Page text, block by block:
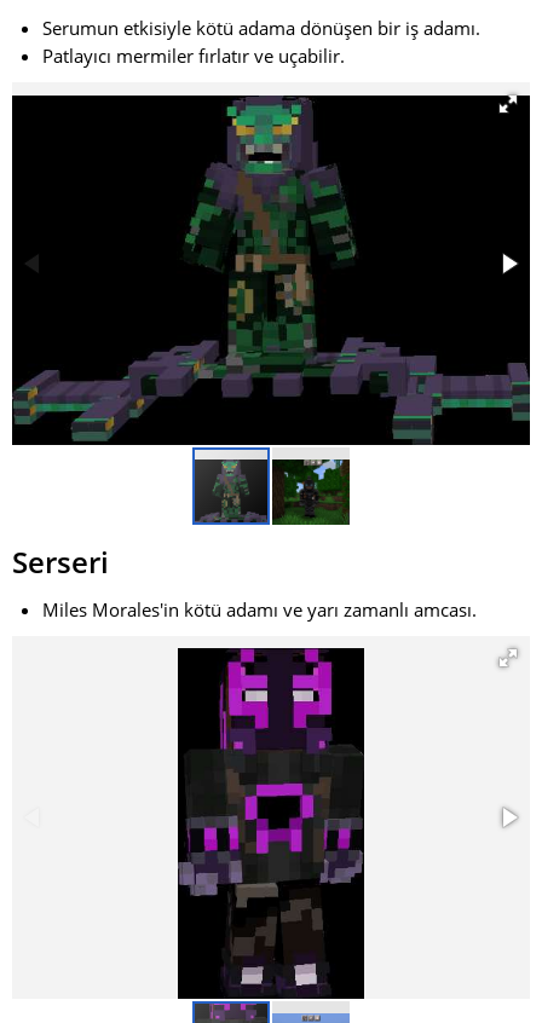
Serumun etkisiyle kötü adama dönüşen bir iş adamı.
Patlayıcı mermiler fırlatır ve uçabilir.
Serseri
Miles Morales'in kötü adamı ve yarı zamanlı amcası.